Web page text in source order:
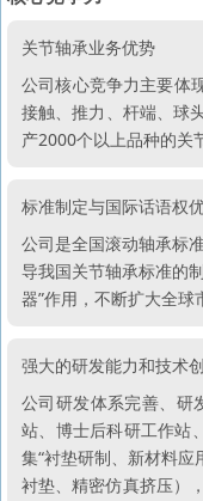
关节轴承业务优势
公司核心竞争力主要体
接触、推力、杆端、球
产2000个以上品种的关
标准制定与国际话语权
公司是全国滚动轴承标
导我国关节轴承标准的
器”作用，不断扩大全
强大的研发能力和技术
公司研发体系完善、研
站、博士后科研工作站
集“衬垫研制、新材料
衬垫、精密仿真挤压）